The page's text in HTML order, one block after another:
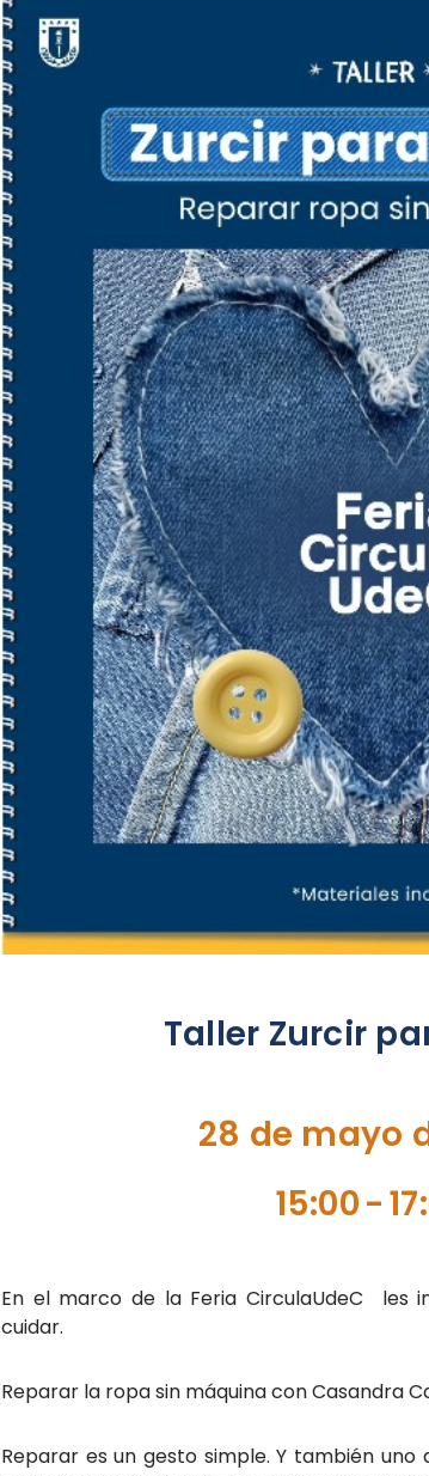
Taller Zurcir
28 de mayo
15:00-
En el marco de la Feria CirculaUdeC les
cuidar.
Reparar la ropa sin máquina con Casandra
Reparar es un gesto simple. Y también